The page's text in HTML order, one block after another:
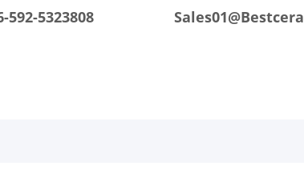
592-5323808